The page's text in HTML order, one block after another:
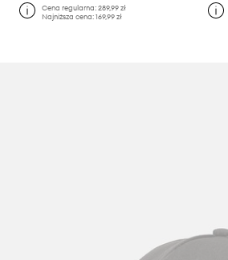
Cena regularna:289,99 zł
Najniższa cena:169,99 zł